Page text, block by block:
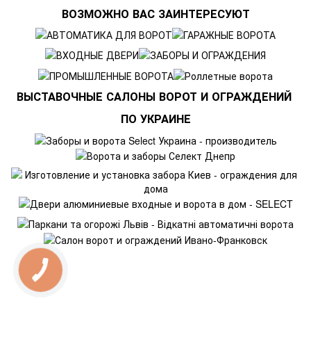
ВОЗМОЖНО ВАС ЗАИНТЕРЕСУЮТ
ВЫСТАВОЧНЫЕ САЛОНЫ ВОРОТ И ОГРАЖДЕНИЙ
ПО УКРАИНЕ